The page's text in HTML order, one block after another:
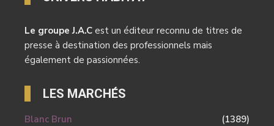
Le groupe J.A.C est un éditeur reconnu de titres de
presse à destination des professionnels mais
également de passionnées.
LES MARCHÉS
Blanc Brun
(1389)